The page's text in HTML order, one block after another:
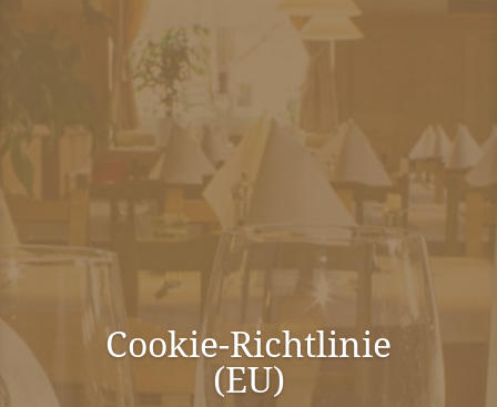
Coo­kie-Richt­li­nie
(EU)